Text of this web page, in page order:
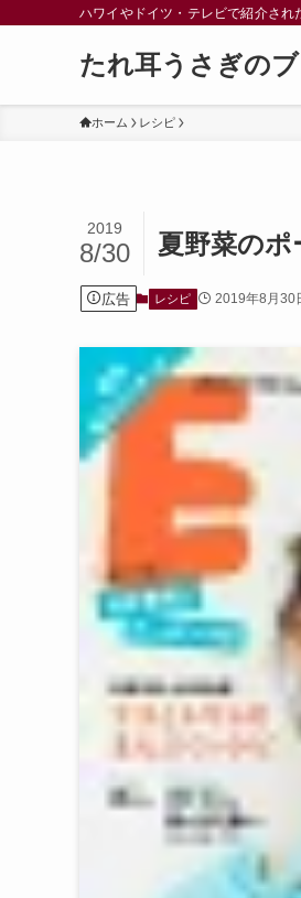
ハワイやドイツ・テレビで紹介され
たれ耳うさぎの
ホーム レシピ
夏野菜の
2019
8/30
広告 レシピ 2019年8月30